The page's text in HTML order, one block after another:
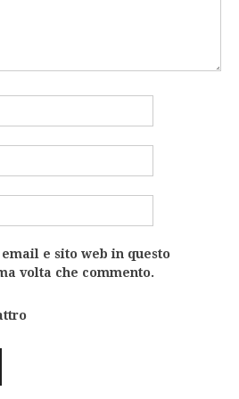
e sito web in questo
volta che commento.